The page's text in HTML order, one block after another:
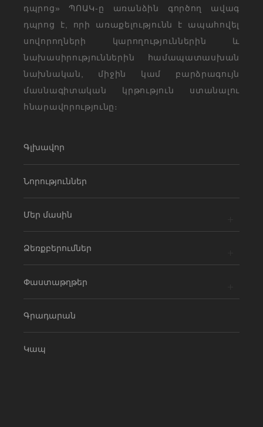
դպրոց» ՊՈԱԿ-ը առանձին գործող ավագ
դպրոց է, որի առաքելությունն է ապահովել
սովորողների կարողություններին և
նախասիրություններին համապատասխան
նախնական, միջին կամ բարձրագույն
մասնագիտական կրթություն ստանալու
հնարավորությունը։
Գլխավոր
Նորություններ
Մեր մասին
Ձեռքբերումներ
Փաստաթղթեր
Գրադարան
Կապ